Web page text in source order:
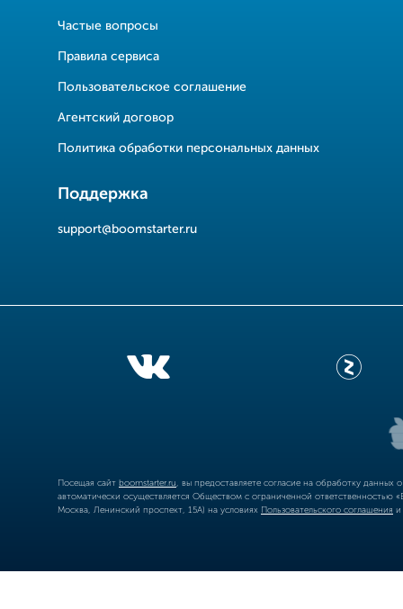
Частые вопросы
Правила сервиса
Пользовательское соглашение
Агентский договор
Политика обработки персональных данных
Поддержка
support@boomstarter.ru
Посещая сайт boomstarter.ru , вы предоставляете согласие на обработку
автоматически осуществляется Обществом с ограниченной
Москва, Ленинский проспект, 15А) на условиях Пользовательского соглашения и